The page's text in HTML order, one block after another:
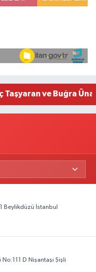
190
ve Buğra
Beylikdüzü İstanbul
D Nişantaşı Şişli